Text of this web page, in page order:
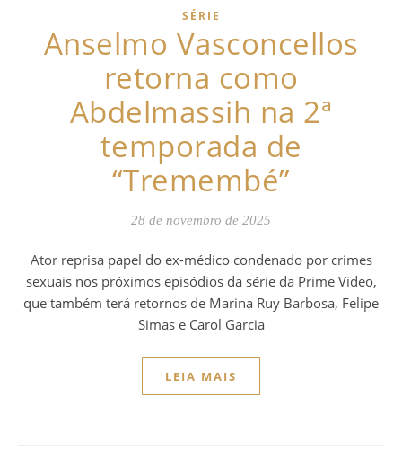
SÉRIE
Anselmo Vasconcellos
retorna como
Abdelmassih na 2ª
temporada de
“Tremembé”
28 de novembro de 2025
Ator reprisa papel do ex-médico condenado por crimes
sexuais nos próximos episódios da série da Prime Video,
que também terá retornos de Marina Ruy Barbosa, Felipe
Simas e Carol Garcia
LEIA MAIS